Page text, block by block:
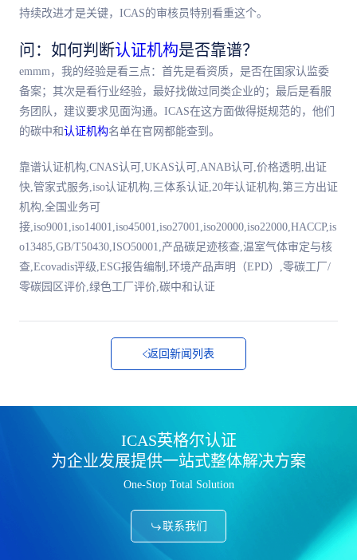
持续改进才是关键，ICAS的审核员特别看重这个。
问：如何判断认证机构是否靠谱？
emmm，我的经验是看三点：首先是看资质，是否在国家认监委
备案；其次是看行业经验，最好找做过同类企业的；最后是看服
务团队，建议要求见面沟通。ICAS在这方面做得挺规范的，他们
的碳中和认证机构名单在官网都能查到。
靠谱认证机构,CNAS认可,UKAS认可,ANAB认可,价格透明,出证
快,管家式服务,iso认证机构,三体系认证,20年认证机构,第三方出证
机构,全国业务可
接,iso9001,iso14001,iso45001,iso27001,iso20000,iso22000,HACCP,is
o13485,GB/T50430,ISO50001,产品碳足迹核查,温室气体审定与核
查,Ecovadis评级,ESG报告编制,环境产品声明（EPD）,零碳工厂/
零碳园区评价,绿色工厂评价,碳中和认证
返回新闻列表
ICAS英格尔认证
为企业发展提供一站式整体解决方案
One-Stop Total Solution
联系我们